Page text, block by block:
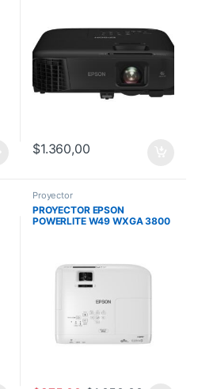
$1.360,00
Proyector
PROYECTOR EPSON
POWERLITE W49 WXGA 3800